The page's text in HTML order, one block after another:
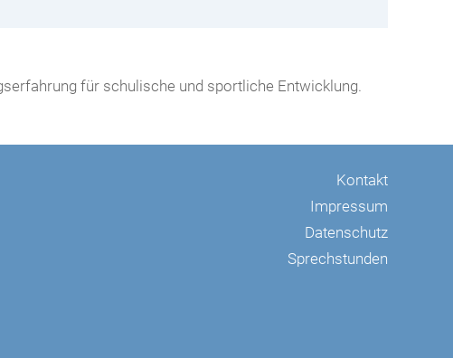
für schulische und sportliche Entwicklung.
Kontakt
Impressum
Datenschutz
Sprechstunden